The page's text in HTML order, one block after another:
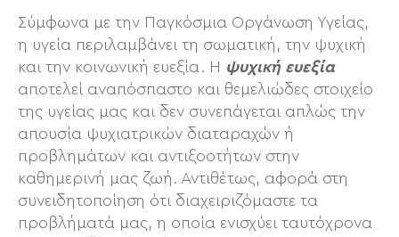
Σύμφωνα με την Παγκόσμια Οργάνωση Υγείας,
η υγεία περιλαμβάνει τη σωματική, την ψυχική
και την κοινωνική ευεξία. Η ψυχική ευεξία
αποτελεί αναπόσπαστο και θεμελιώδες στοιχείο
της υγείας μας και δεν συνεπάγεται απλώς την
απουσία ψυχιατρικών διαταραχών ή
προβλημάτων και αντιξοοτήτων στην
καθημερινή μας ζωή. Αντιθέτως, αφορά στη
συνειδητοποίηση ότι διαχειριζόμαστε τα
προβλήματά μας, η οποία ενισχύει ταυτόχρονα